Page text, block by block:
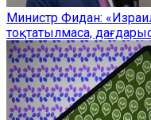
Министр Фидан:
тоқтатылмаса,